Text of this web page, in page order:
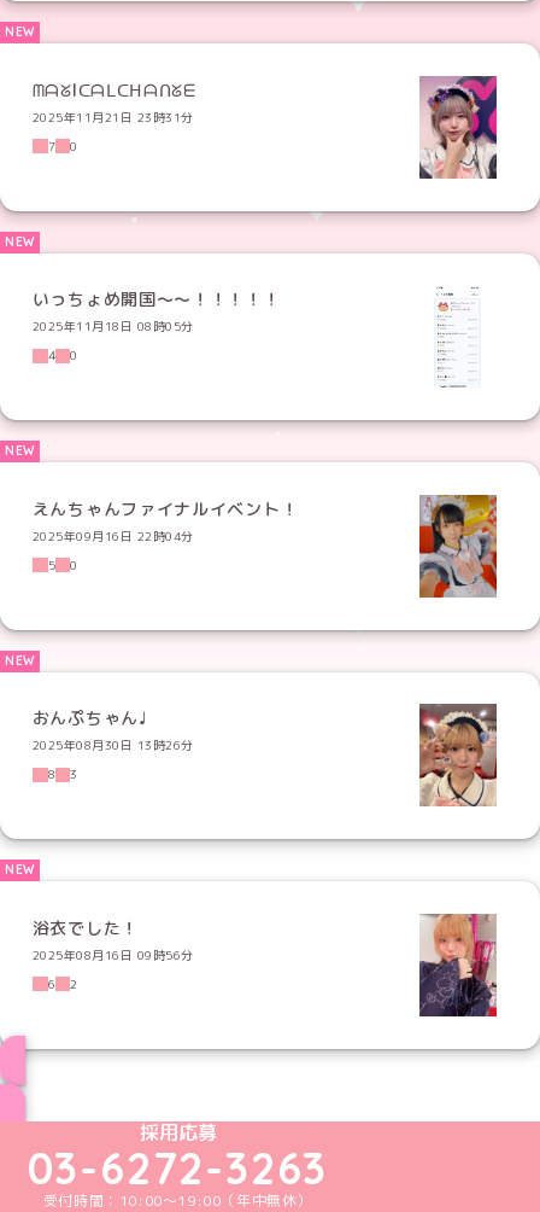
ᗰᗩᘜIᑕᗩᒪᑕᕼᗩᑎᘜᗴ
2025年11月21日 23時31分
7
0
いっちょめ開国〜〜！！！！！
2025年11月18日 08時05分
4
0
えんちゃんファイナルイベント！
2025年09月16日 22時04分
5
0
おんぷちゃん♩
2025年08月30日 13時26分
8
3
浴衣でした！
2025年08月16日 09時56分
6
2
めいどりーみんTikTok公式アカウント
めいどりーみんX公式アカウント
めいどりーみんInstagram公式アカウント
めいどりーみんFacebook公式アカウン
めいどりーみんYouTube公式アカ
採用応募
03-6272-3263
受付時間：10:00～19:00（年中無休）